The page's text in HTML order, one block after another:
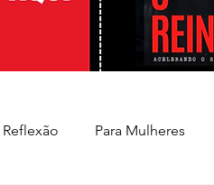
Reflexão Para Mulheres